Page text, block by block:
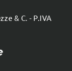
& C. - P.IVA